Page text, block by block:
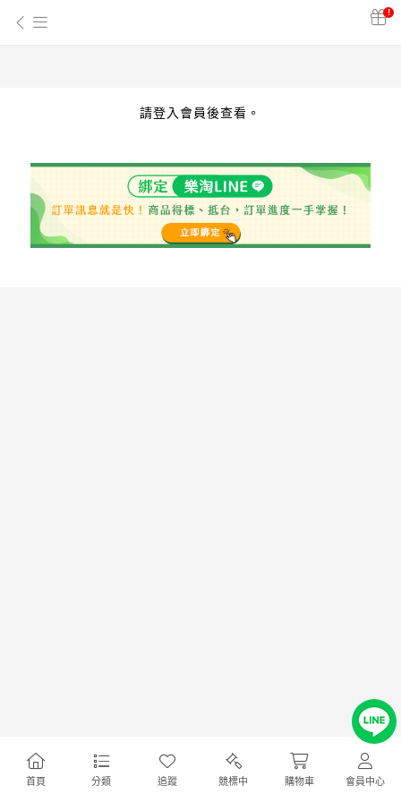
!
首頁 分類 追蹤 競標中 購物車 會員中心
請登入會員後查看。